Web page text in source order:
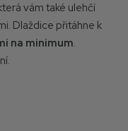
vám také ulehčí
Dlaždice přitáhne k
na minimum.